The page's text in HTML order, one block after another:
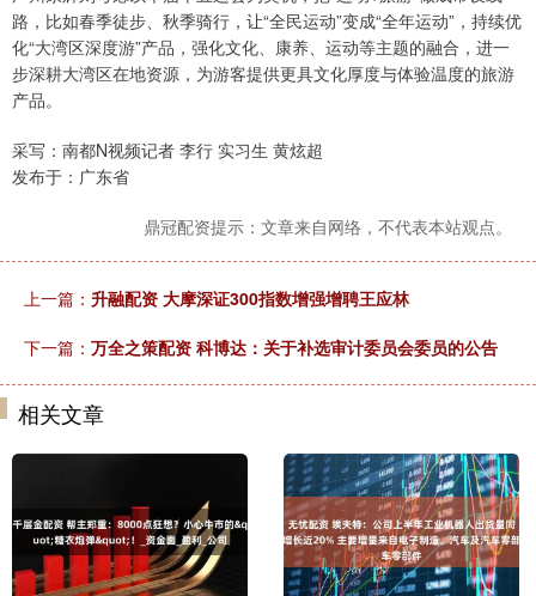
路，比如春季徒步、秋季骑行，让“全民运动”变成“全年运动”，持续优
化“大湾区深度游”产品，强化文化、康养、运动等主题的融合，进一
步深耕大湾区在地资源，为游客提供更具文化厚度与体验温度的旅游
产品。
采写：南都N视频记者 李行 实习生 黄炫超
发布于：广东省
鼎冠配资提示：文章来自网络，不代表本站观点。
上一篇： 升融配资 大摩深证300指数增强增聘王应林
下一篇： 万全之策配资 科博达：关于补选审计委员会委员的公告
相关文章